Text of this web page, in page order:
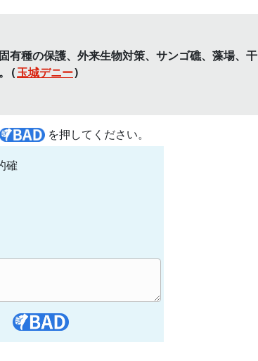
有種の保護、外来生物対策、サンゴ礁、藻場、干
( 玉城デニー)
を押してください。
確